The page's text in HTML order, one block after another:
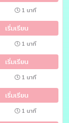
1 นาที
เริ่มเรียน
1 นาที
เริ่มเรียน
1 นาที
เริ่มเรียน
1 นาที